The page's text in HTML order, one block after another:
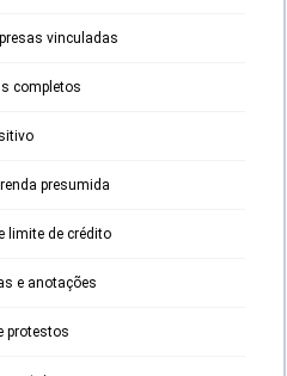
vinculadas
completos
presumida
limite de crédito
e anotações
protestos